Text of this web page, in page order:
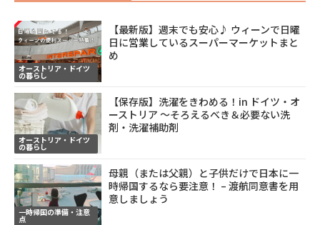
オーストリア・ドイツ
の暮らし
【最新版】週末でも安心♪ ウィーンで日曜
日に営業しているスーパーマーケットまと
め
オーストリア・ドイツ
の暮らし
【保存版】洗濯をきわめる！in ドイツ・オ
ーストリア ～そろえるべき＆必要ない洗
剤・洗濯補助剤
一時帰国の準備・注意
点
母親（または父親）と子供だけで日本に一
時帰国するなら要注意！ – 渡航同意書を用
意しましょう